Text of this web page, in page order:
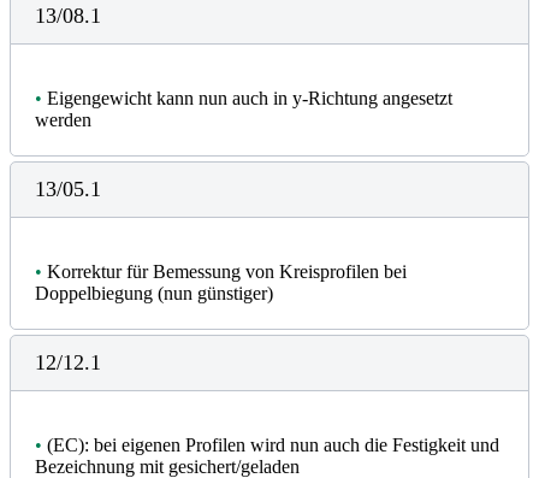
13/08.1
• Eigengewicht kann nun auch in y-Richtung angesetzt
werden
13/05.1
• Korrektur für Bemessung von Kreisprofilen bei
Doppelbiegung (nun günstiger)
12/12.1
• (EC): bei eigenen Profilen wird nun auch die Festigkeit und
Bezeichnung mit gesichert/geladen